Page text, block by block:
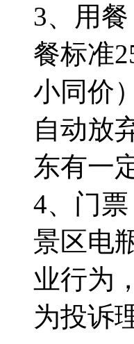
3、用
餐标准
小同价
自动放
东有一
4、门
景区电
业行为
为投诉